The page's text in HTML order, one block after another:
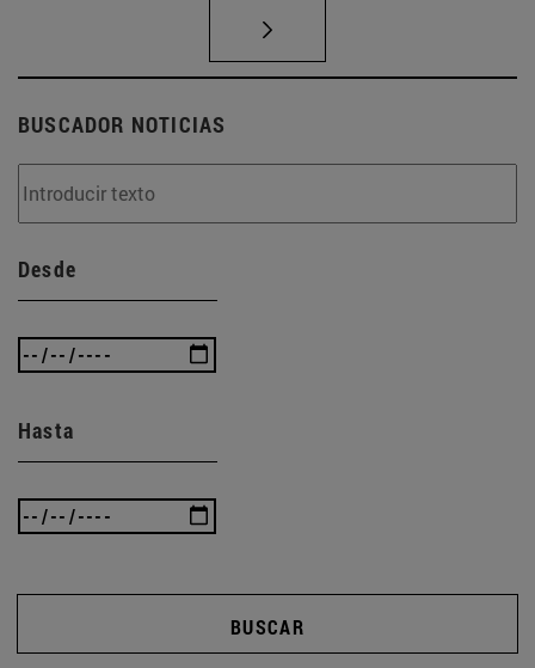
BUSCADOR NOTICIAS
Desde
Hasta
BUSCAR